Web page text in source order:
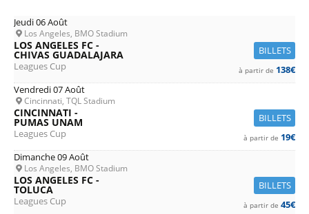
Jeudi 06 Août
Los Angeles, BMO Stadium
BILLETS
LOS ANGELES FC -
CHIVAS GUADALAJARA
Leagues Cup à partir de 138€
Vendredi 07 Août
Cincinnati, TQL Stadium
BILLETS
CINCINNATI -
PUMAS UNAM
Leagues Cup à partir de 19€
Dimanche 09 Août
Los Angeles, BMO Stadium
BILLETS
LOS ANGELES FC -
TOLUCA
Leagues Cup à partir de 45€